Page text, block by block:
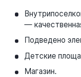
—
Подведено
Детские
Магазин.